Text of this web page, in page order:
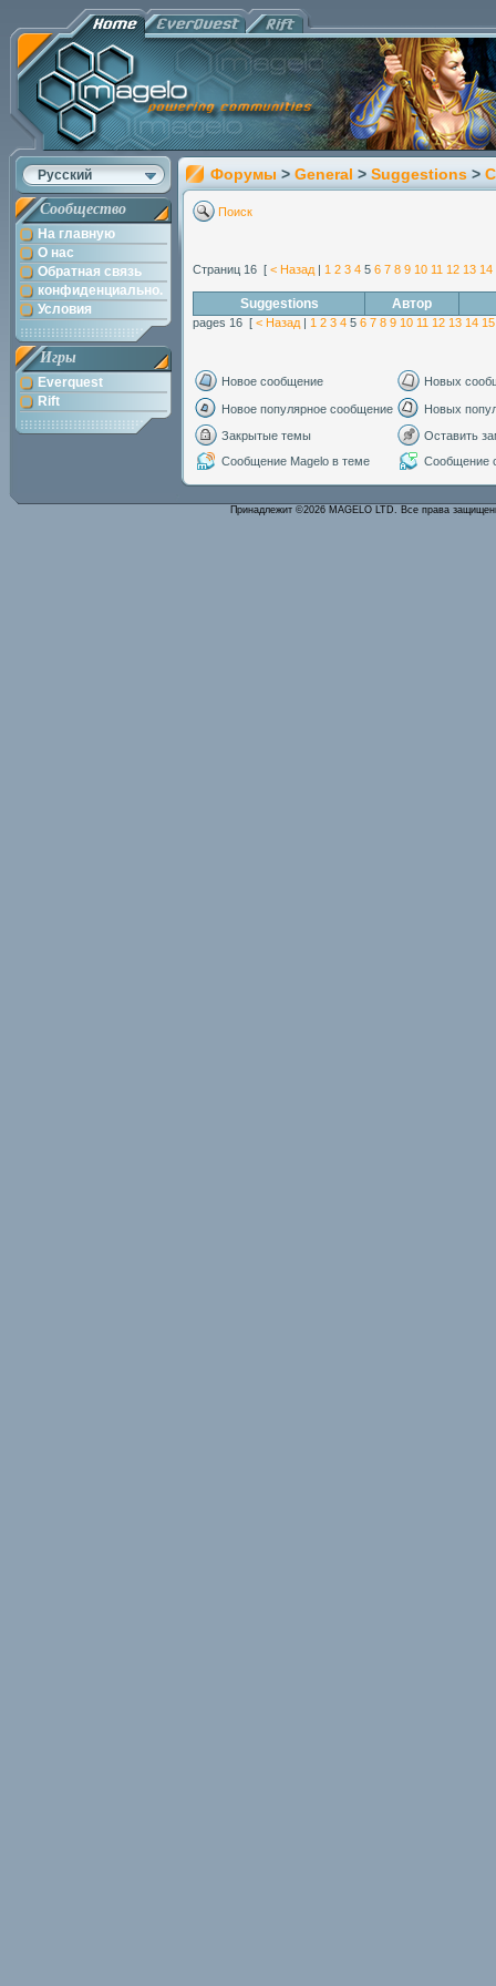
Русский
Сообщество
На главную
О нас
Обратная связь
конфиденциально.
Условия
Игры
Everquest
Rift
Форумы > General > Suggestions >
Поиск
Страниц 16 [ < Назад | 1 2 3 4 5 6 7 8 9 10 11 12 13 14
Suggestions Автор
pages 16 [ < Назад | 1 2 3 4 5 6 7 8 9 10 11 12 13 14 15
Новое сообщение Новых
Новое популярное сообщение
Новых
Закрытые темы
Оставить
Сообщение Magelo в теме
Сообщение
Принадлежит ©2026 MAGELO LTD. Все права